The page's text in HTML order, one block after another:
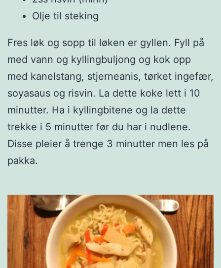
Olje til steking
Fres løk og sopp til løken er gyllen. Fyll på
med vann og kyllingbuljong og kok opp
med kanelstang, stjerneanis, tørket ingefær,
soyasaus og risvin. La dette koke lett i 10
minutter. Ha i kyllingbitene og la dette
trekke i 5 minutter før du har i nudlene.
Disse pleier å trenge 3 minutter men les på
pakka.